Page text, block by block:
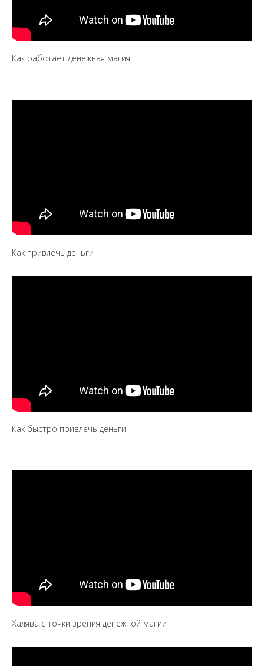
Как работает денежная магия
Как привлечь деньги
Как быстро привлечь деньги
Халява с точки зрения денежной магии